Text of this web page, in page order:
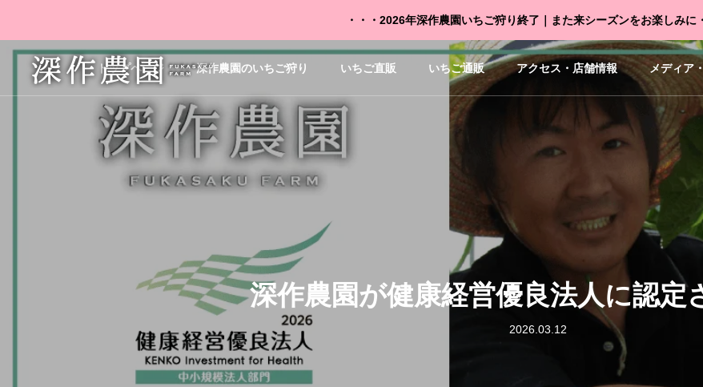
・・・2026年深作農園いちご狩り終了｜また来シーズンをお楽しみに
トップページ 深作農園のいちご狩り いちご直販 いちご通販 アクセス・店舗情報 メディア
深作農園が健康経営優良法人に認定
2026.03.12